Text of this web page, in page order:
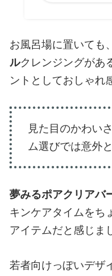
お風呂場に置いても、
ルクレンジングがあ
ントとしておしゃれ
見た目のかわい
ム選びでは意外
夢みるポアクリアバ
キンケアタイムをち
アイテムだと感じま
若者向けっぽいデザ